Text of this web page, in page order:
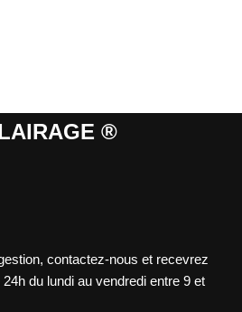
®
contactez-nous et recevrez
du lundi au vendredi entre 9 et